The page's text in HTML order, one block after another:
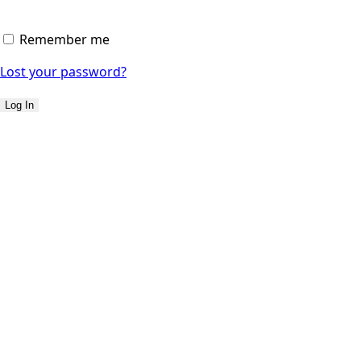
Remember me
Lost your password?